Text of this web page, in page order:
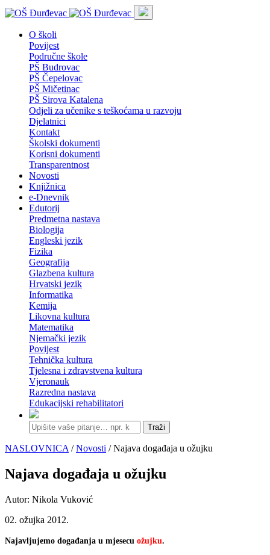
O školi
Povijest
Područne škole
PŠ Budrovac
PŠ Čepelovac
PŠ Mičetinac
PŠ Sirova Katalena
Odjeli za učenike s teškoćama u razvoju
Djelatnici
Kontakt
Školski dokumenti
Korisni dokumenti
Transparentnost
Novosti
Knjižnica
e-Dnevnik
Edutorij
Predmetna nastava
Biologija
Engleski jezik
Fizika
Geografija
Glazbena kultura
Hrvatski jezik
Informatika
Kemija
Likovna kultura
Matematika
Njemački jezik
Povijest
Tehnička kultura
Tjelesna i zdravstvena kultura
Vjeronauk
Razredna nastava
Edukacijski rehabilitatori
Traži
NASLOVNICA /Novosti / Najava događaja u ožujku
Najava događaja u ožujku
Autor: Nikola Vuković
02. ožujka 2012.
Najavljujemo događanja u mjesecu ožujku.